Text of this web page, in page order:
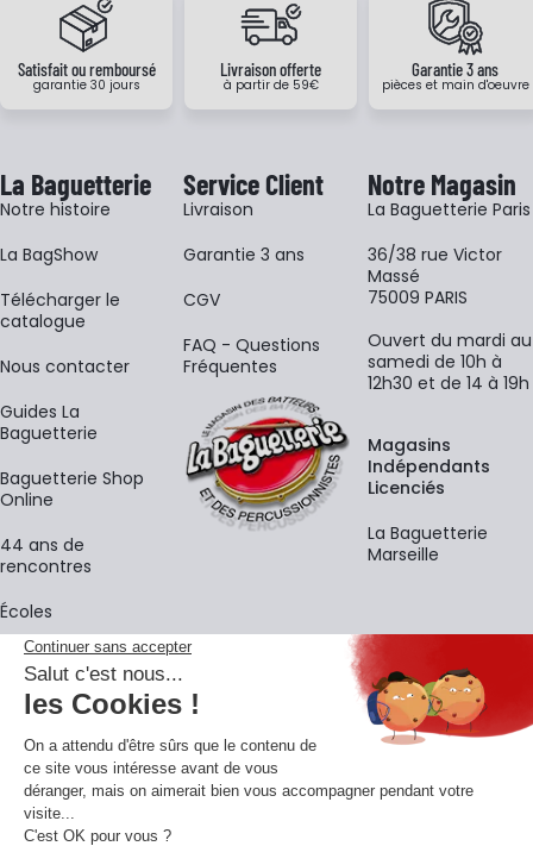
Satisfait ou remboursé
garantie 30 jours
Livraison offerte
à partir de 59€
Garantie 3 ans
pièces et main d'oeuvre
La Baguetterie
Notre histoire
La BagShow
​Télécharger le
catalogue
Nous contacter
Guides La
Baguetterie
Baguetterie Shop
Online
44 ans de
rencontres
Écoles
Service Client
Livraison
Garantie 3 ans
CGV
FAQ - Questions
Fréquentes
Notre Magasin
La Baguetterie Paris
36/38 rue Victor
Massé
75009 PARIS
Ouvert du mardi au
samedi de 10h à
12h30 et de 14 à 19h
Magasins
Indépendants
Licenciés
La Baguetterie
Marseille
La newsletter
Adresse e-mail
En vous inscrivant à notre newsletter, vous acceptez notrepolitique de
confidentialité.
Retrouvons-nous sur